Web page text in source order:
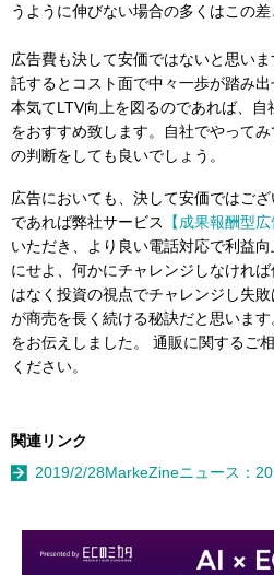
うように伸びない場合の多くはこの差
広告費も決して安価ではないと思い
託するとコスト面で中々一歩が踏み出
本気てLTV向上を図るのであれば、自
をおすすめ致します。自社でやって
の判断をしても良いでしょう。
広告においても、決して安価ではご
であれば弊社サービス
【成果報酬型
いただき、より良い電話対応で利益
にせよ、何かにチャレンジしなけれ
はなく投資の視点でチャレンジし失
が商売を長く続ける秘訣だと思いま
をお伝えしました。 通販に関するご
ください。
関連リンク
2019/2/28MarkeZineニュース：